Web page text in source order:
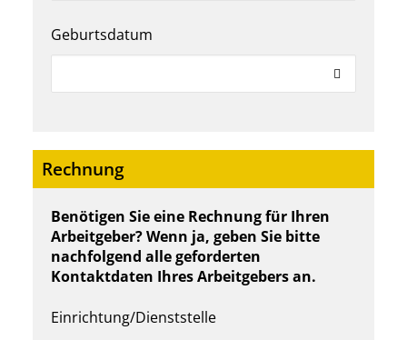
Geburtsdatum
Rechnung
Benötigen Sie eine Rechnung für Ihren
Arbeitgeber? Wenn ja, geben Sie bitte
nachfolgend alle geforderten
Kontaktdaten Ihres Arbeitgebers an.
Einrichtung/Dienststelle